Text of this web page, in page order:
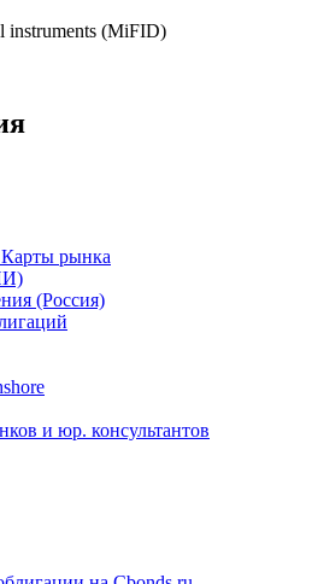
рынка
(Россия)
и юр. консультантов